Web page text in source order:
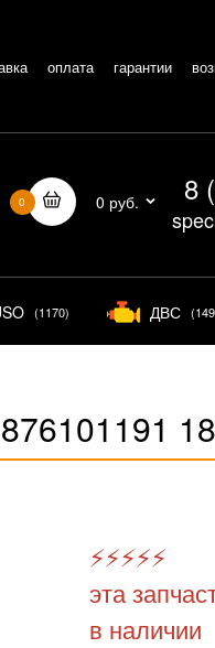
оплата гарантии
0 0 руб. 8
(1170) ДВС
⚡️⚡️⚡️⚡️⚡️
эта
в наличии